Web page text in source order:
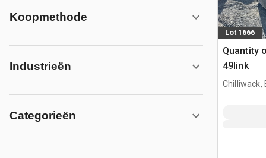
Koopmethode
Industrieën
Categorieën
Lot 1666
Quantity
49link
Chilliwack,